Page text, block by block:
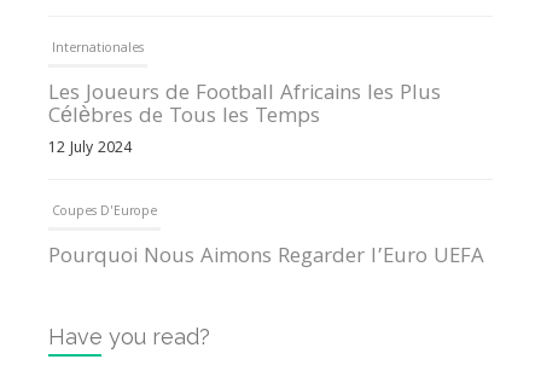
Internationales
Les Joueurs de Football Africains les Plus
Célèbres de Tous les Temps
12 July 2024
Coupes D'Europe
Pourquoi Nous Aimons Regarder l’Euro UEFA
Internationales
Have you read?